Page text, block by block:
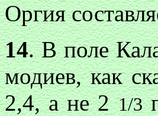
Оргия
14. В поле
модиев, как
2,4, а не 21/3